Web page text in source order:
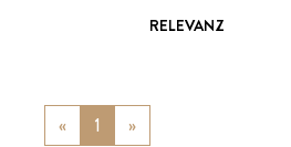
RELEVANZ
« Previous
1 »